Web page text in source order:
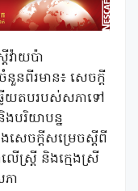
វ៉ាយប៉ា
នួនពីរមាន៖ សេចក្ដី
លើយតបរបស់សភាទៅ
បរិយាបន្ន
េចក្ដីសម្រេចស្ដីពី
ើស្ត្រី និងក្មេងស្រី
ា